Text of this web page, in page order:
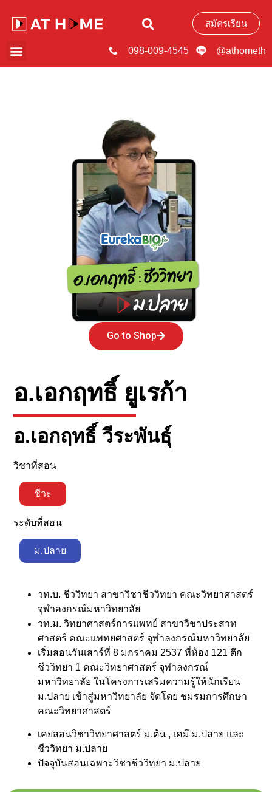
สมัครเรียน
098-009-4545 @athometh
Go to Shop
อ.เอกฤทธิ์ ยูเรก้า
อ.เอกฤทธิ์ วีระพันธุ์
วิชาที่สอน
ชีวะ
ระดับที่สอน
ม.ปลาย
วท.บ. ชีววิทยา สาขาวิชาชีววิทยา คณะวิทยาศาสตร์
จุฬาลงกรณ์มหาวิทยาลัย
วท.ม. วิทยาศาสตร์การแพทย์ สาขาวิชาประสาท
ศาสตร์ คณะแพทยศาสตร์ จุฬาลงกรณ์มหาวิทยาลัย
เริ่มสอนวันเสาร์ที่ 8 มกราคม 2537 ที่ห้อง 121 ตึก
ชีววิทยา 1 คณะวิทยาศาสตร์ จุฬาลงกรณ์
มหาวิทยาลัย ในโครงการเสริมความรู้ให้นักเรียน
ม.ปลาย เข้าสู่มหาวิทยาลัย จัดโดย ชมรมการศึกษา
คณะวิทยาศาสตร์
เคยสอนวิชาวิทยาศาสตร์ ม.ต้น , เคมี ม.ปลาย และ
ชีววิทยา ม.ปลาย
ปัจจุบันสอนเฉพาะวิชาชีววิทยา ม.ปลาย